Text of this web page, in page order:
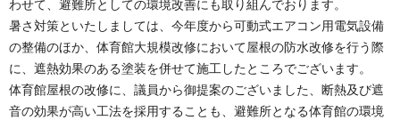
わせて、避難所としての環境改善にも取り組んでおります。
暑さ対策といたしましては、今年度から可動式エアコン用電気設備
の整備のほか、体育館大規模改修において屋根の防水改修を行う際
に、遮熱効果のある塗装を併せて施工したところでございます。
体育館屋根の改修に、議員から御提案のございました、断熱及び遮
音の効果が高い工法を採用することも、避難所となる体育館の環境